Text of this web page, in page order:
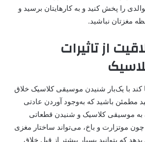
را پخش کنید و به کارهایتان برسید و
مغزتان نباشید.
از تاثیرات
کند با یک‌بار شنیدن موسیقی کلاسیک خلاق
مطمئن باشید که به‌وجود آوردن عادتی
موسیقی کلاسیک و شنیدن قطعاتی
چون موتزارت و باخ، می‌تواند ساختار مغزی
که بتوانید بسیار بیشتر از قبل خلاق